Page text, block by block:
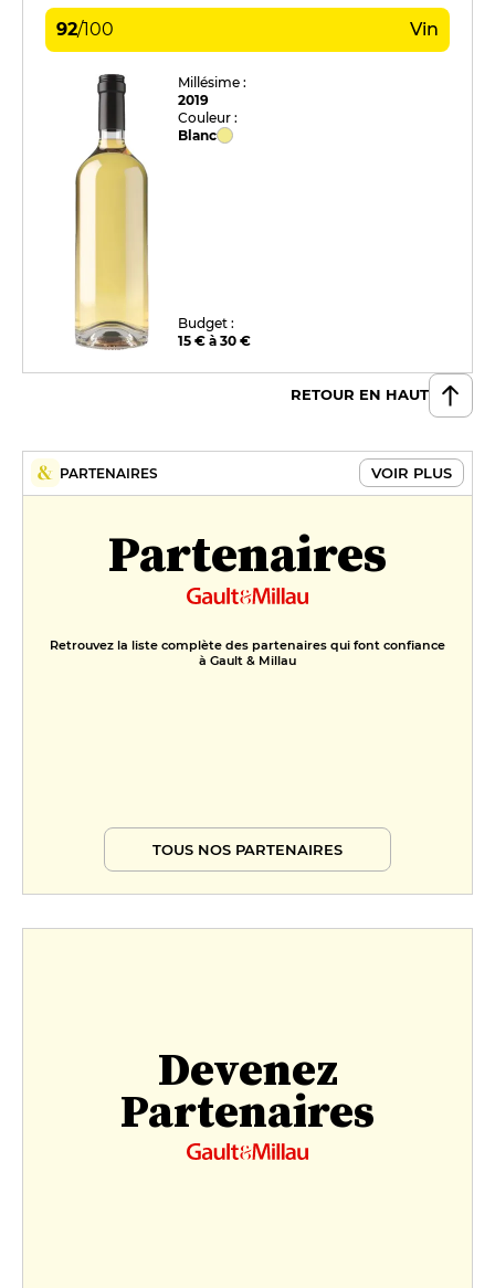
92/100 Vin
Millésime :
2019
Couleur :
Blanc
Budget :
15 € à 30 €
RETOUR EN HAUT
PARTENAIRES VOIR PLUS
Partenaires
Retrouvez la liste complète des partenaires qui font confiance
à Gault & Millau
TOUS NOS PARTENAIRES
Devenez
Partenaires